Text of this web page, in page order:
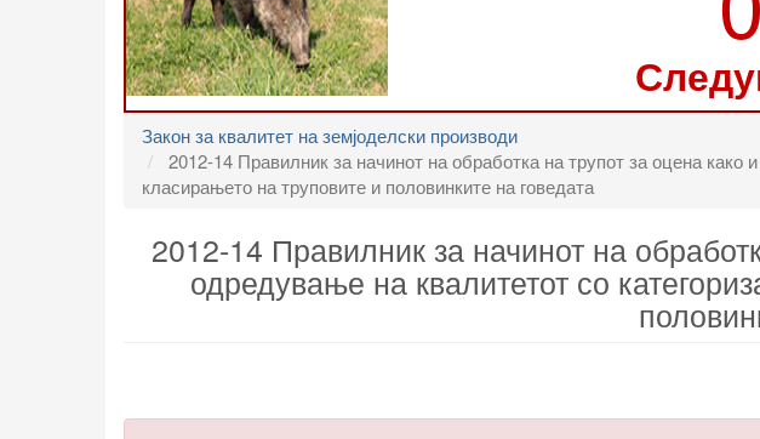
Закон за квалитет на земјоделски производи
2012-14 Правилник за начинот на обработка на трупот за оцена како
класирањето на труповите и половинките на говедата
2012-14 Правилник за начинот на
одредување на квалитетот со